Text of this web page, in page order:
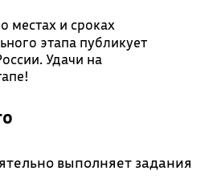
и сроках
этапа публикует
Удачи на
выполняет задания